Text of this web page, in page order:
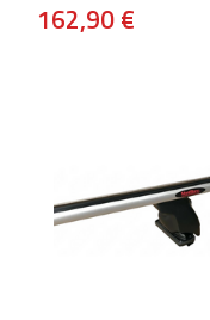
162,90 €